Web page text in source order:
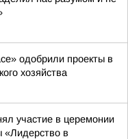
одобрили проекты в
хозяйства
участие в церемонии
«Лидерство в